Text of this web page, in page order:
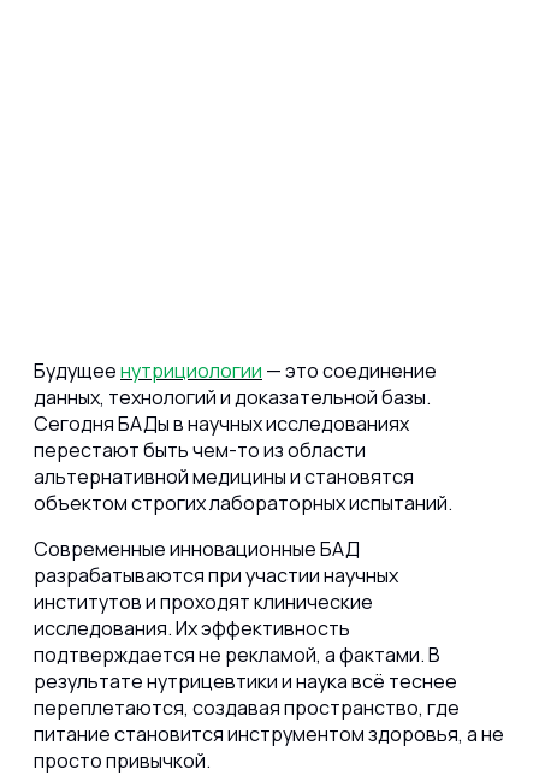
Будущеенутрициологии — это соединение
данных, технологий и доказательной базы.
Сегодня БАДы в научных исследованиях
перестают быть чем-то из области
альтернативной медицины и становятся
объектом строгих лабораторных испытаний.
Современные инновационные БАД
разрабатываются при участии научных
институтов и проходят клинические
исследования. Их эффективность
подтверждается не рекламой, а фактами. В
результате нутрицевтики и наука всё теснее
переплетаются, создавая пространство, где
питание становится инструментом здоровья, а не
просто привычкой.